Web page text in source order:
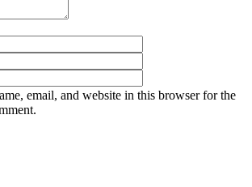
email, and website in this browser for the